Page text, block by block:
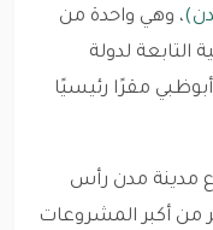
، وهي واحدة من
التابعة لدولة
مقرًا رئيسيًا
مدينة مدن رأس
من أكبر المشروعات